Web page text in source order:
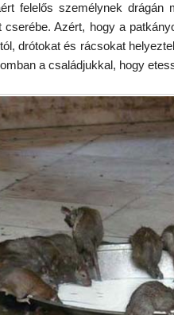
felelős személynek
cserébe. Azért, hogy a
drótokat és rácsokat
a családjukkal, hogy